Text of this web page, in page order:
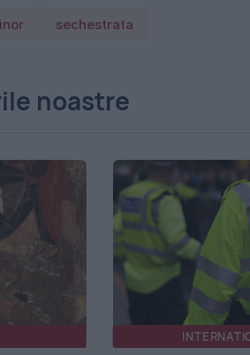
sechestrata
noastre